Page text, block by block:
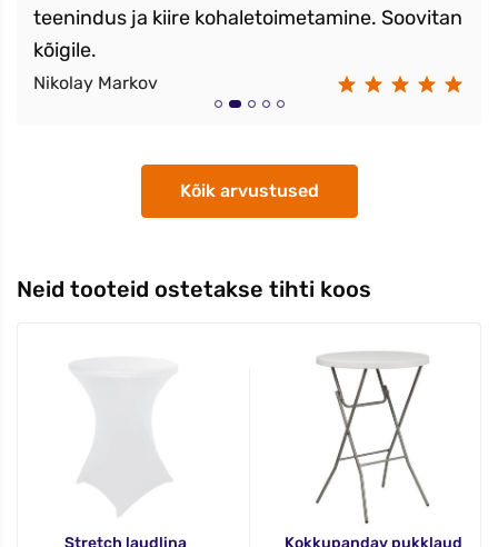
teenindus ja kiire kohaletoimetamine. Soovitan
kõigile.
Nikolay Markov
Kõik arvustused
Neid tooteid ostetakse tihti koos